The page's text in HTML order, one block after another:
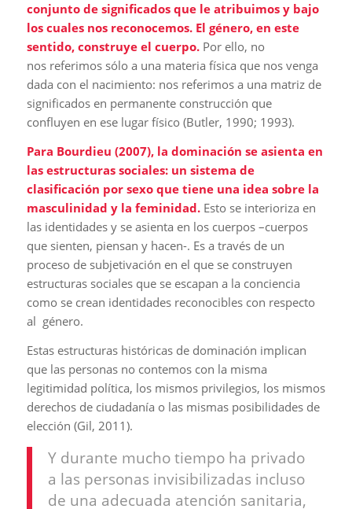
conjunto de significados que le atribuimos y bajo
los cuales nos reconocemos. El género, en este
sentido, construye el cuerpo.Por ello, no
nos referimos sólo a una materia física que nos venga
dada con el nacimiento: nos referimos a una matriz de
significados en permanente construcción que
confluyen en ese lugar físico (Butler, 1990; 1993).
Para Bourdieu (2007), la dominación se asienta en
las estructuras sociales: un sistema de
clasificación por sexo que tiene una idea sobre la
masculinidad y la feminidad.Esto se interioriza en
las identidades y se asienta en los cuerpos –cuerpos
que sienten, piensan y hacen-. Es a través de un
proceso de subjetivación en el que se construyen
estructuras sociales que se escapan a la conciencia
como se crean identidades reconocibles con respecto
al género.
Estas estructuras históricas de dominación implican
que las personas no contemos con la misma
legitimidad política, los mismos privilegios, los mismos
derechos de ciudadanía o las mismas posibilidades de
elección (Gil, 2011).
Y durante mucho tiempo ha privado
a las personas invisibilizadas incluso
de una adecuada atención sanitaria,